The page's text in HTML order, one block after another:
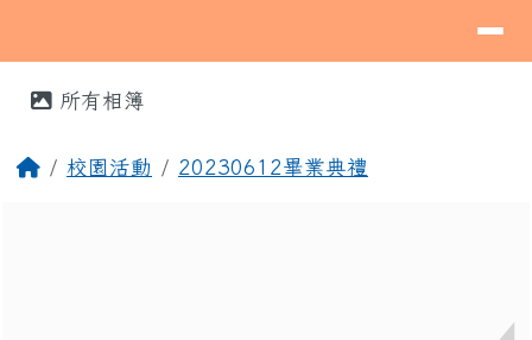
所有相簿
回首頁
校園活動 20230612畢業典禮